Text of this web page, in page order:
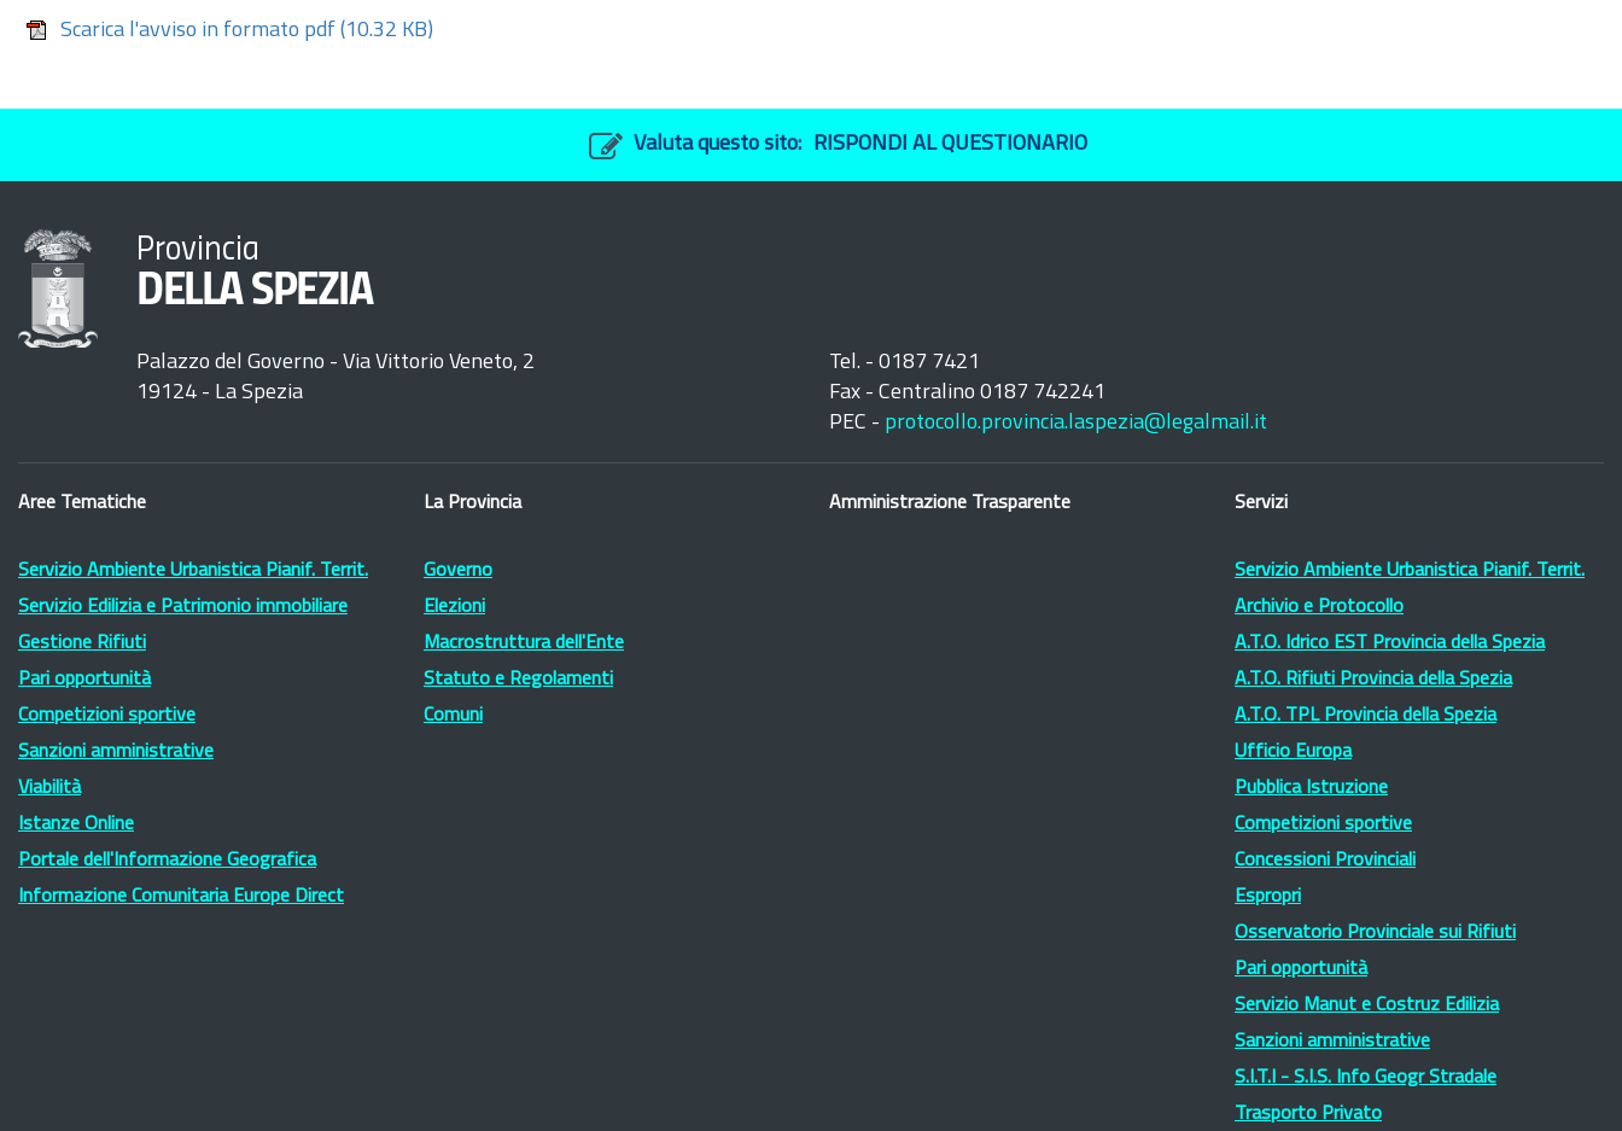
Scarica l'avviso in formato pdf (10.32 KB)
Valuta questo sito: RISPONDI AL QUESTIONARIO
Provincia
DELLA SPEZIA
Palazzo del Governo - Via Vittorio Veneto, 2
19124 - La Spezia
Tel. - 0187 7421
Fax - Centralino 0187 742241
PEC - protocollo.provincia.laspezia@legalmail.it
Aree Tematiche
Servizio Ambiente Urbanistica Pianif. Territ.
Servizio Edilizia e Patrimonio immobiliare
Gestione Rifiuti
Pari opportunità
Competizioni sportive
Sanzioni amministrative
Viabilità
Istanze Online
Portale dell'Informazione Geografica
Informazione Comunitaria Europe Direct
La Provincia
Governo
Elezioni
Macrostruttura dell'Ente
Statuto e Regolamenti
Comuni
Amministrazione Trasparente Servizi
Servizio Ambiente Urbanistica Pianif. Territ.
Archivio e Protocollo
A.T.O. Idrico EST Provincia della Spezia
A.T.O. Rifiuti Provincia della Spezia
A.T.O. TPL Provincia della Spezia
Ufficio Europa
Pubblica Istruzione
Competizioni sportive
Concessioni Provinciali
Espropri
Osservatorio Provinciale sui Rifiuti
Pari opportunità
Servizio Manut e Costruz Edilizia
Sanzioni amministrative
S.I.T.I - S.I.S. Info Geogr Stradale
Trasporto Privato